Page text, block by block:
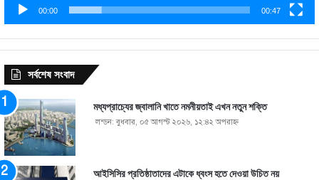
00:00 00:47
সর্বশেষ সংবাদ
মধ্যপ্রাচ্যের জ্বালানি খাতে নমনীয়তাই এখন নতুন শক্তি
লন্ডন: বুধবার, ০৫ আগস্ট ২০২৬, ১২:৪২ অপরাহ্ণ
আইসিসির প্রতিষ্ঠাতাদের এটাকে ধ্বংস হতে দেওয়া উচিত নয়